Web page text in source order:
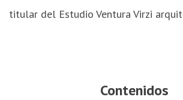
titular del Estudio Ventura Virzi
Contenidos